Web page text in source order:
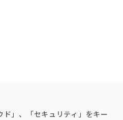
ド」、「セキュリティ」をキー